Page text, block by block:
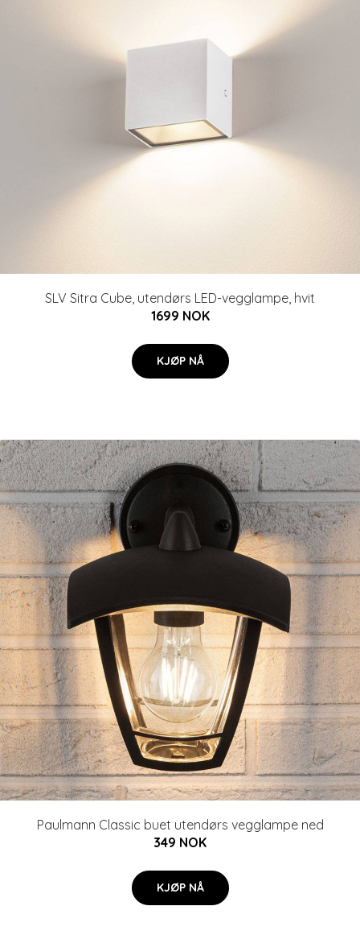
SLV Sitra Cube, utendørs LED-vegglampe, hvit
1699 NOK
KJØP NÅ
Paulmann Classic buet utendørs vegglampe ned
349 NOK
KJØP NÅ